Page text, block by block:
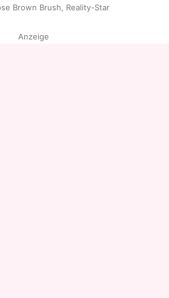
Brown Brush, Reality-Star
Anzeige